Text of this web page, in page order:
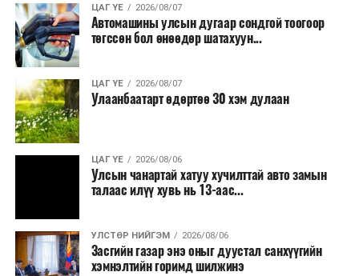
Түүнчлэн түлш, улаанбуудай, хүнсний ногооны нөөц
бүрдүүлэх зоорь, агуулах барих аж ахуйн нэгжүүдэд
хөнгөлөлттэй зээл олгох, цахилгааны хөнгөлөлт
ЦАГ ҮЕ 2026/08/07
Автомашины улсын дугаар сондгой тоогоор
төгссөн бол өнөөдөр шатахуун...
ЦАГ ҮЕ 2026/08/07
Улаанбаатарт өдөртөө 30 хэм дулаан
ЦАГ ҮЕ 2026/08/06
Улсын чанартай хатуу хучилттай авто замын
талаас илүү хувь нь 13-аас...
УЛСТӨР НИЙГЭМ 2026/08/06
Засгийн газар энэ оныг дуустал санхүүгийн
хэмнэлтийн горимд шилжинэ